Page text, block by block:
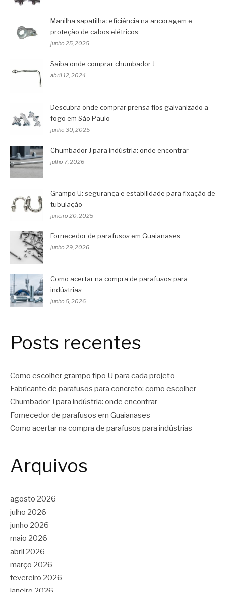
Manilha sapatilha: eficiência na ancoragem e
proteção de cabos elétricos
junho 25, 2025
Saiba onde comprar chumbador J
abril 12, 2024
Descubra onde comprar prensa fios galvanizado a
fogo em São Paulo
junho 30, 2025
Chumbador J para indústria: onde encontrar
julho 7, 2026
Grampo U: segurança e estabilidade para fixação de
tubulação
janeiro 20, 2025
Fornecedor de parafusos em Guaianases
junho 29, 2026
Como acertar na compra de parafusos para
indústrias
junho 5, 2026
Posts recentes
Como escolher grampo tipo U para cada projeto
Fabricante de parafusos para concreto: como escolher
Chumbador J para indústria: onde encontrar
Fornecedor de parafusos em Guaianases
Como acertar na compra de parafusos para indústrias
Arquivos
agosto 2026
julho 2026
junho 2026
maio 2026
abril 2026
março 2026
fevereiro 2026